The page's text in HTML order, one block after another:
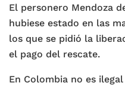
El personero Mendoza
hubiese estado en las
los que se pidió la
el pago del rescate.
En Colombia no es